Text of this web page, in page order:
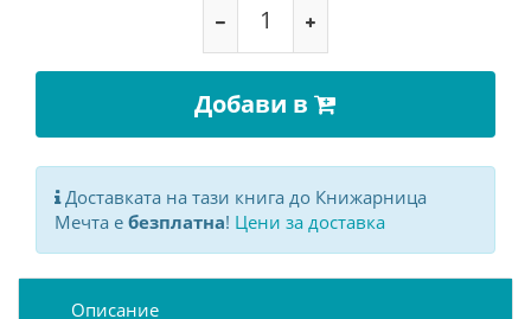
Добави в
Доставката на тази книга до Книжарница
Мечта е безплатна! Цени за доставка
Описание